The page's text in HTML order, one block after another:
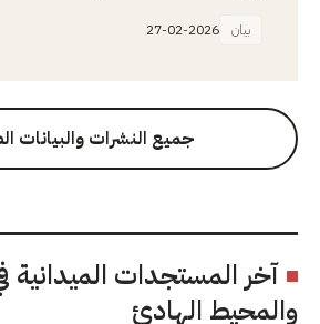
بيان 27-02-2026
جميع النشرات والبيانات
آخر المستجدات الميدانية
والمحيط الهادئ